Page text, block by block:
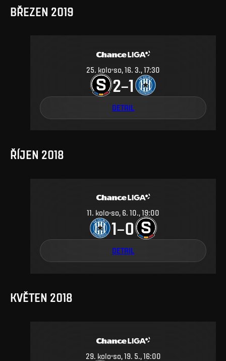
BŘEZEN 2019
25. kolo so, 16. 3., 17:30
2–1
DETAIL
ŘÍJEN 2018
11. kolo so, 6. 10., 19:00
1–0
DETAIL
KVĚTEN 2018
29. kolo so, 19. 5., 16:00